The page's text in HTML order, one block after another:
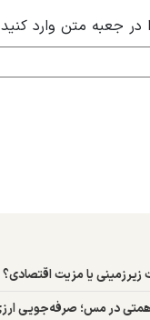
در جعبه متن وارد کنید
یا مزیت اقتصادی؟